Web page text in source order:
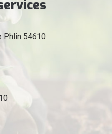
Phlin 54610